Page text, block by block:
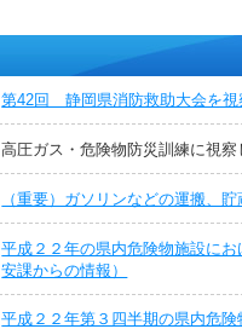
第42回 静岡県消防救助大会を視
高圧ガス・危険物防災訓練に視察
（重要）ガソリンなどの運搬、
平成２２年の県内危険物施設に
安課からの情報）
平成２２年第３四半期の県内危